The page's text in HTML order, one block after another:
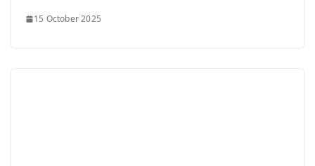
15 October 2025